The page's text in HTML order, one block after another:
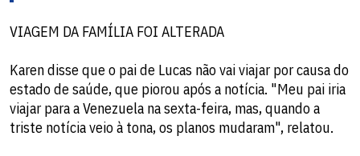
VIAGEM DA FAMÍLIA FOI ALTERADA
Karen disse que o pai de Lucas não vai viajar por causa do
estado de saúde, que piorou após a notícia. "Meu pai iria
viajar para a Venezuela na sexta-feira, mas, quando a
triste notícia veio à tona, os planos mudaram", relatou.